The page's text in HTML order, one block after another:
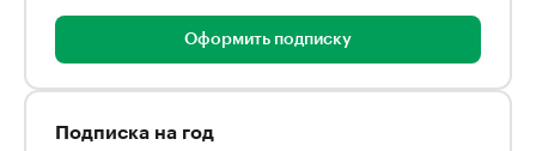
Оформить подписку
Подписка на год